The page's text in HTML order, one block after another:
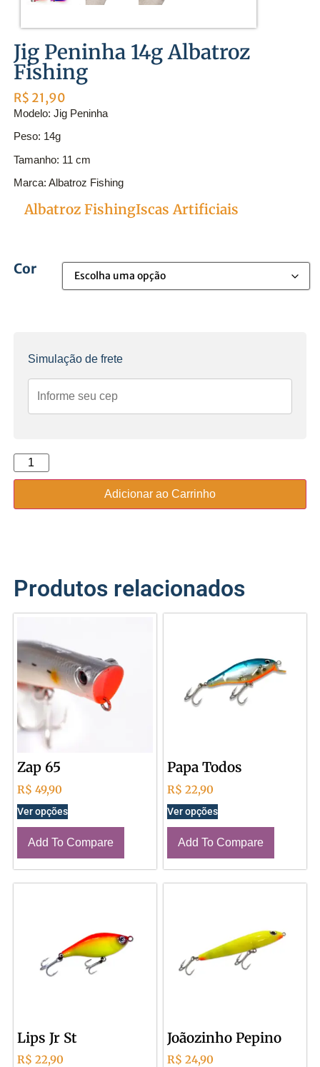
Jig Peninha 14g Albatroz
Fishing
R$ 21,90
Modelo: Jig Peninha
Peso: 14g
Tamanho: 11 cm
Marca: Albatroz Fishing
Albatroz FishingIscas Artificiais
Cor
Simulação de frete
Adicionar ao Carrinho
Produtos relacionados
Zap 65
R$ 49,90
Ver opções
Add To Compare
Papa Todos
R$ 22,90
Ver opções
Add To Compare
Lips Jr St
R$ 22,90
Joãozinho Pepino
R$ 24,90